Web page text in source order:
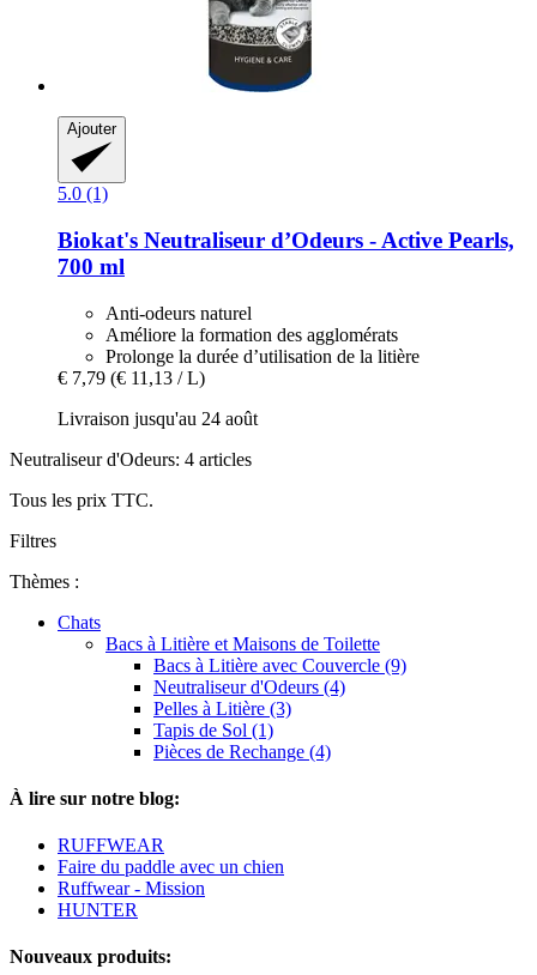
Ajouter
5.0 (1)
Biokat's Neutraliseur d’Odeurs -​ Active Pearls,
700 ml
Anti-odeurs naturel
Améliore la formation des agglomérats
Prolonge la durée d’utilisation de la litière
€ 7,79 (€ 11,13 / L)
Livraison jusqu'au 24 août
Neutraliseur d'Odeurs: 4 articles
Tous les prix TTC.
Filtres
Thèmes :
Chats
Bacs à Litière et Maisons de Toilette
Bacs à Litière avec Couvercle (9)
Neutraliseur d'Odeurs (4)
Pelles à Litière (3)
Tapis de Sol (1)
Pièces de Rechange (4)
À lire sur notre blog:
RUFFWEAR
Faire du paddle avec un chien
Ruffwear - Mission
HUNTER
Nouveaux produits: